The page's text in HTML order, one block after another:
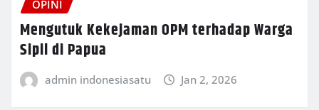
OPINI
Mengutuk Kekejaman OPM terhadap Warga
Sipil di Papua
admin indonesiasatu Jan 2, 2026